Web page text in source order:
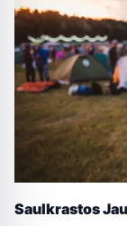
Saulkrastos